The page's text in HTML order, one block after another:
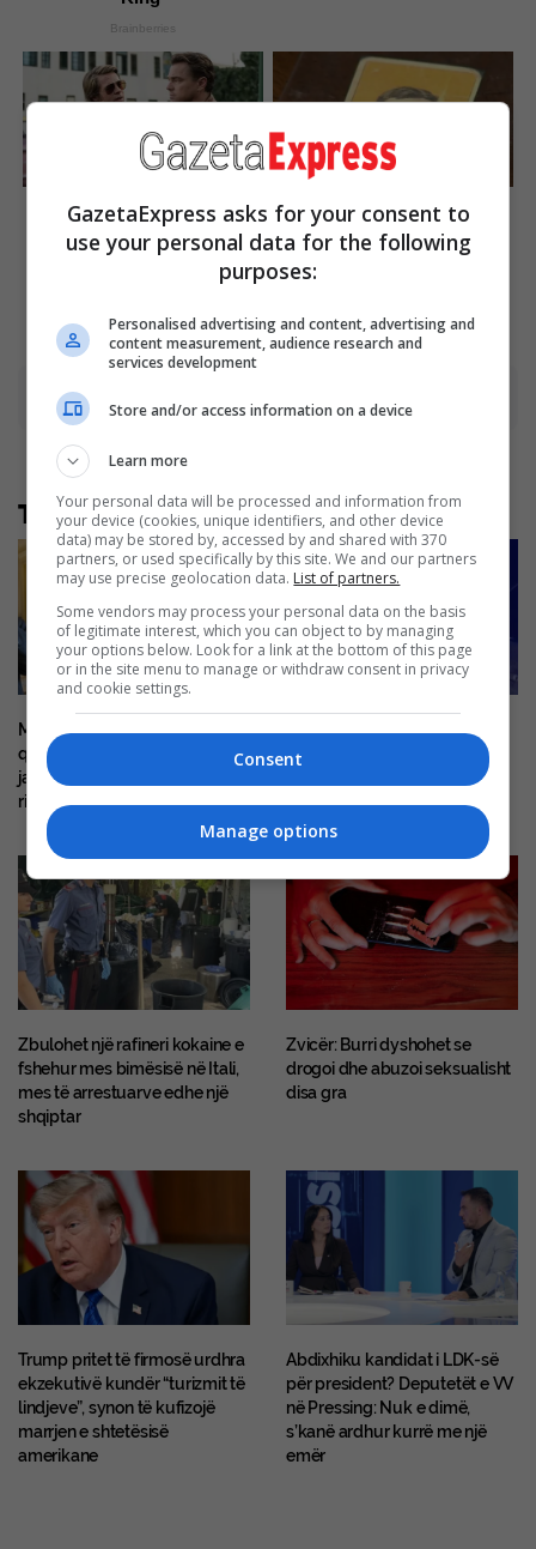
Brainberries
The Best Tarantino Movie
Yet
Brainberries
Valuable Card In The Whole
World
Të tjera nga rubrika
Mitch McConnell del nga
qendra e rehabilitimit pas disa
javësh, e paqartë kur do të
rikthehet në Senat
E dhimbshme, 38-vjeçari nga
Kosova humb jetën në një
aksident me motoçikletë në
Mirditë
Zbulohet një rafineri kokaine e
fshehur mes bimësisë në Itali,
mes të arrestuarve edhe një
shqiptar
Zvicër: Burri dyshohet se
drogoi dhe abuzoi seksualisht
disa gra
Trump pritet të firmosë urdhra
ekzekutivë kundër “turizmit të
lindjeve”, synon të kufizojë
marrjen e shtetësisë
amerikane
Abdixhiku kandidat i LDK-së
për president? Deputetët e VV
në Pressing: Nuk e dimë,
s’kanë ardhur kurrë me një
emër
GazetaExpress asks for your consent to
use your personal data for the following
purposes:
Personalised advertising and content, advertising and
content measurement, audience research and
services development
Store and/or access information on a device
Learn more
Your personal data will be processed and information from
your device (cookies, unique identifiers, and other device
data) may be stored by, accessed by and shared with 370
partners, or used specifically by this site. We and our partners
may use precise geolocation data. List of partners.
Some vendors may process your personal data on the basis
of legitimate interest, which you can object to by managing
your options below. Look for a link at the bottom of this page
or in the site menu to manage or withdraw consent in privacy
and cookie settings.
Consent
Manage options